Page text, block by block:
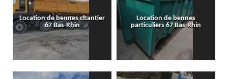
Location de bennes chantier
67 Bas-Rhin
Location de bennes
particuliers 67 Bas-Rhin